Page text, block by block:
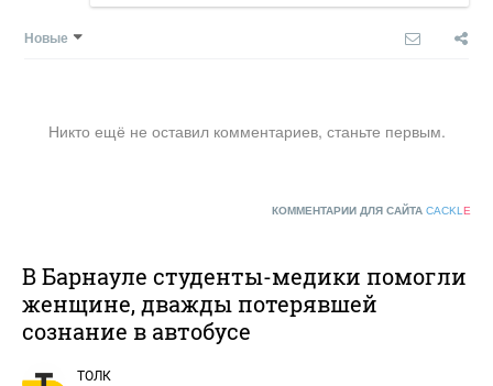
Новые
Никто ещё не оставил комментариев, станьте первым.
КОММЕНТАРИИ ДЛЯ САЙТА CACKL E
В Барнауле студенты-медики помогли
женщине, дважды потерявшей
сознание в автобусе
ТОЛК